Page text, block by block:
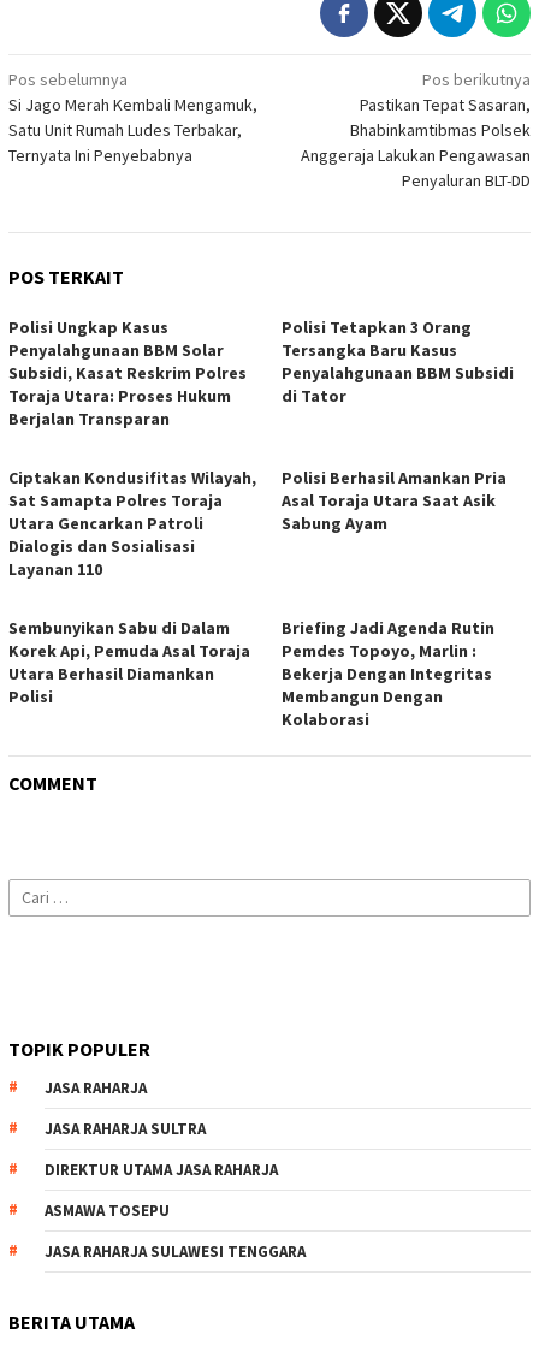
Navigasi
pos
Pos sebelumnya
Si Jago Merah Kembali Mengamuk,
Satu Unit Rumah Ludes Terbakar,
Ternyata Ini Penyebabnya
Pos berikutnya
Pastikan Tepat Sasaran,
Bhabinkamtibmas Polsek
Anggeraja Lakukan Pengawasan
Penyaluran BLT-DD
POS TERKAIT
Polisi Ungkap Kasus
Penyalahgunaan BBM Solar
Subsidi, Kasat Reskrim Polres
Toraja Utara: Proses Hukum
Berjalan Transparan
Polisi Tetapkan 3 Orang
Tersangka Baru Kasus
Penyalahgunaan BBM Subsidi
di Tator
Ciptakan Kondusifitas Wilayah,
Sat Samapta Polres Toraja
Utara Gencarkan Patroli
Dialogis dan Sosialisasi
Layanan 110
Polisi Berhasil Amankan Pria
Asal Toraja Utara Saat Asik
Sabung Ayam
Sembunyikan Sabu di Dalam
Korek Api, Pemuda Asal Toraja
Utara Berhasil Diamankan
Polisi
Briefing Jadi Agenda Rutin
Pemdes Topoyo, Marlin :
Bekerja Dengan Integritas
Membangun Dengan
Kolaborasi
COMMENT
Cari
untuk:
TOPIK POPULER
JASA RAHARJA
JASA RAHARJA SULTRA
DIREKTUR UTAMA JASA RAHARJA
ASMAWA TOSEPU
JASA RAHARJA SULAWESI TENGGARA
BERITA UTAMA